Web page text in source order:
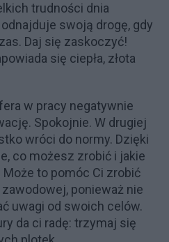
trudności dnia
swoją drogę, gdy
Daj się zaskoczyć!
się ciepła, złota
w pracy negatywnie
Spokojnie. W drugiej
wróci do normy. Dzięki
co możesz zrobić i jakie
to pomóc Ci zrobić
ponieważ nie
uwagi od swoich celów.
da ci radę: trzymaj się